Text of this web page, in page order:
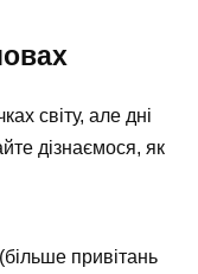
світу, але дні
дізнаємося, як
привітань